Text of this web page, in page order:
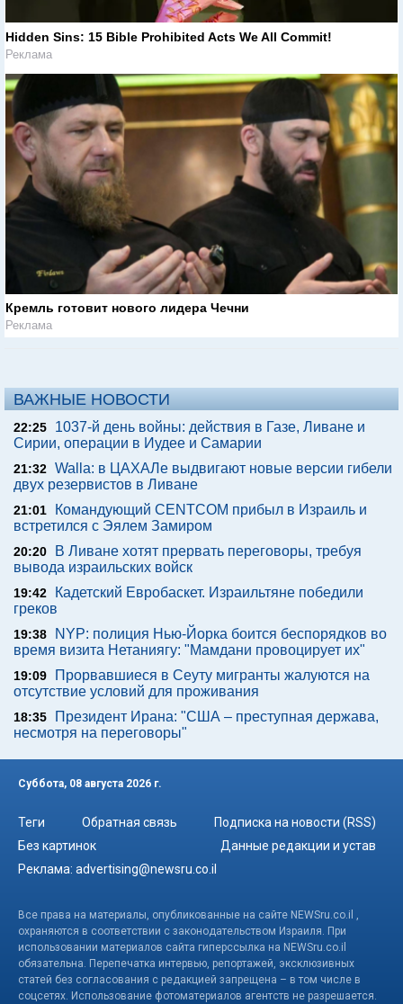
Hidden Sins: 15 Bible Prohibited Acts We All Commit!
Реклама
Кремль готовит нового лидера Чечни
Реклама
ВАЖНЫЕ НОВОСТИ
22:25
1037-й день войны: действия в Газе, Ливане и
Сирии, операции в Иудее и Самарии
21:32 Walla: в ЦАХАЛе выдвигают новые версии гибели
двух резервистов в Ливане
21:01
Командующий CENTCOM прибыл в Израиль и
встретился с Эялем Замиром
20:20
В Ливане хотят прервать переговоры, требуя
вывода израильских войск
19:42
Кадетский Евробаскет. Израильтяне победили
греков
19:38
NYP: полиция Нью-Йорка боится беспорядков во
время визита Нетаниягу: "Мамдани провоцирует их"
19:09
Прорвавшиеся в Сеуту мигранты жалуются на
отсутствие условий для проживания
18:35
Президент Ирана: "США – преступная держава,
несмотря на переговоры"
Суббота, 08 августа 2026 г.
Теги Обратная связь
Подписка на новости (RSS)
Без картинок
Данные редакции и устав
Реклама: advertising@newsru.co.il
Все права на материалы, опубликованные на сайте NEWSru.co.il ,
охраняются в соответствии с законодательством Израиля. При
использовании материалов сайта гиперссылка на NEWSru.co.il
обязательна. Перепечатка интервью, репортажей, эксклюзивных
статей без согласования с редакцией запрещена – в том числе в
соцсетях. Использование фотоматериалов агентств не разрешается.